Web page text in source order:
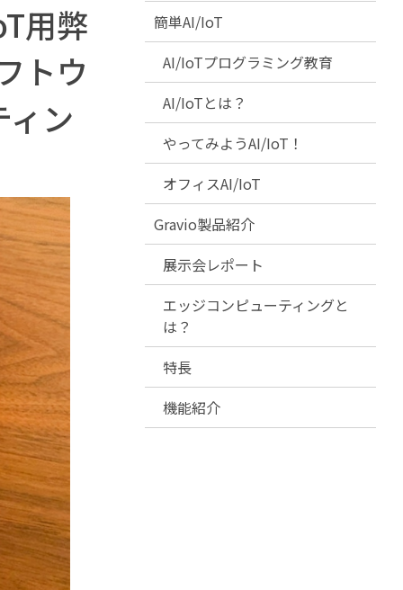
簡単AI/IoT
AI/IoTプログラミング教育
AI/IoTとは？
やってみようAI/IoT！
オフィスAI/IoT
Gravio製品紹介
展示会レポート
エッジコンピューティングと
は？
特長
機能紹介
用弊
トウ
ン